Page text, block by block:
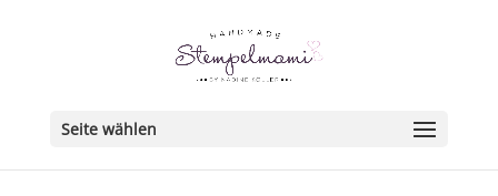
Seite wählen